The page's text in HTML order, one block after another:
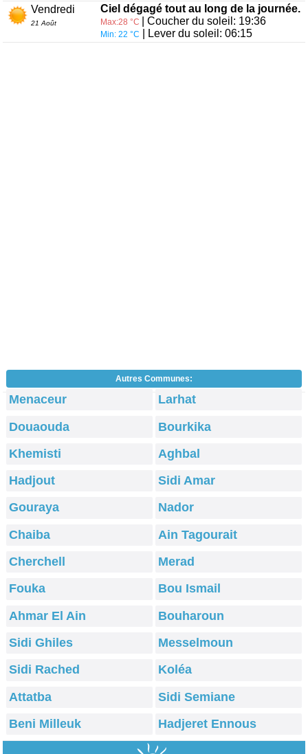
Vendredi
21 Août
Ciel dégagé tout au long de la journée.
Max:28 °C | Coucher du soleil: 19:36
Min: 22 °C | Lever du soleil: 06:15
Autres Communes:
Menaceur
Larhat
Douaouda
Bourkika
Khemisti
Aghbal
Hadjout
Sidi Amar
Gouraya
Nador
Chaiba
Ain Tagourait
Cherchell
Merad
Fouka
Bou Ismail
Ahmar El Ain
Bouharoun
Sidi Ghiles
Messelmoun
Sidi Rached
Koléa
Attatba
Sidi Semiane
Beni Milleuk
Hadjeret Ennous